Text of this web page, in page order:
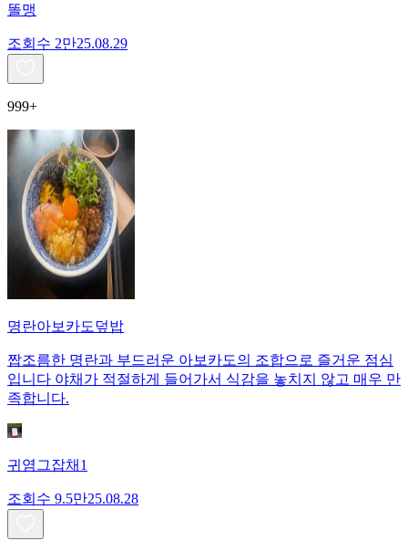
똘맹
조회수 2만25.08.29
999+
명란아보카도덮밥
짭조름한 명란과 부드러운 아보카도의 조합으로 즐거운 점심
입니다 야채가 적절하게 들어가서 식감을 놓치지 않고 매우 만
족합니다.
귀염그잡채1
조회수 9.5만25.08.28